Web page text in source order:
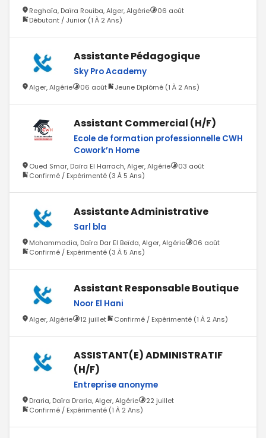
Reghaïa, Daïra Rouiba, Alger, Algérie
06 août
Débutant / Junior (1 À 2 Ans)
Assistante Pédagogique
Sky Pro Academy
Alger, Algérie 06 août Jeune Diplômé (1 À 2 Ans)
Assistant Commercial (H/F)
Ecole de formation professionnelle CWH
Cowork’n Home
Oued Smar, Daïra El Harrach, Alger, Algérie
03 août
Confirmé / Expérimenté (3 À 5 Ans)
Assistante Administrative
Sarl bla
Mohammadia, Daïra Dar El Beïda, Alger, Algérie
06 août
Confirmé / Expérimenté (3 À 5 Ans)
Assistant Responsable Boutique
Noor El Hani
Alger, Algérie 12 juillet Confirmé / Expérimenté (1 À 2 Ans)
ASSISTANT(E) ADMINISTRATIF
(H/F)
Entreprise anonyme
Draria, Daïra Draria, Alger, Algérie
22 juillet
Confirmé / Expérimenté (1 À 2 Ans)